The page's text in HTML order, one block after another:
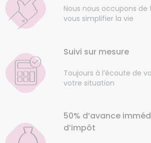
Nous nous occupons
vous simplifier la vie
Suivi sur mesure
Toujours à l’écoute de
votre situation
50% d’avance
d’impôt